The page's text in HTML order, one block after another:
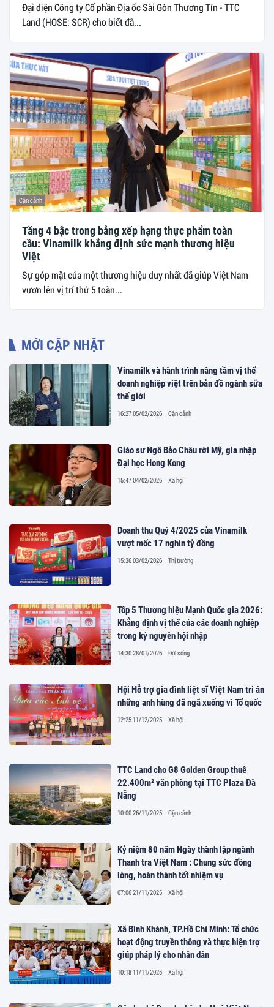
Đại diện Công ty Cổ phần Địa ốc Sài Gòn Thương Tín - TTC
Land (HOSE: SCR) cho biết đã...
Cận cảnh
Tăng 4 bậc trong bảng xếp hạng thực phẩm toàn
cầu: Vinamilk khẳng định sức mạnh thương hiệu
Việt
Sự góp mặt của một thương hiệu duy nhất đã giúp Việt Nam
vươn lên vị trí thứ 5 toàn...
MỚI CẬP NHẬT
Vinamilk và hành trình nâng tầm vị thế
doanh nghiệp việt trên bản đồ ngành sữa
thế giới
16:27 05/02/2026 Cận cảnh
Giáo sư Ngô Bảo Châu rời Mỹ, gia nhập
Đại học Hong Kong
15:47 04/02/2026 Xã hội
Doanh thu Quý 4/2025 của Vinamilk
vượt mốc 17 nghìn tỷ đồng
15:36 03/02/2026 Thị trường
Tốp 5 Thương hiệu Mạnh Quốc gia 2026:
Khẳng định vị thế của các doanh nghiệp
trong kỷ nguyên hội nhập
14:30 28/01/2026 Đời sống
Hội Hỗ trợ gia đình liệt sĩ Việt Nam tri ân
những anh hùng đã ngã xuống vì Tổ quốc
12:25 11/12/2025 Xã hội
TTC Land cho G8 Golden Group thuê
22.400m² văn phòng tại TTC Plaza Đà
Nẵng
10:00 26/11/2025 Cận cảnh
Kỷ niệm 80 năm Ngày thành lập ngành
Thanh tra Việt Nam : Chung sức đồng
lòng, hoàn thành tốt nhiệm vụ
07:06 21/11/2025 Xã hội
Xã Bình Khánh, TP.Hồ Chí Minh: Tổ chức
hoạt động truyền thông và thực hiện trợ
giúp pháp lý cho nhân dân
10:18 11/11/2025 Xã hội